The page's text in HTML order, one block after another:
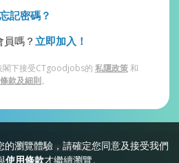
瀏覽體驗，請確定您同意及接受我們
使用條款才繼續瀏覽。
忘記密碼？
嗎？ 立即加入！
閣下接受CTgoodjobs的 私隱政策和
條款及細則。
問題 私隱 條款及細則